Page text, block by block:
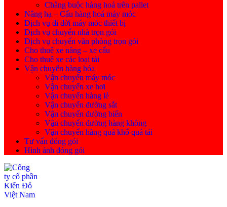
Chằng buộc hàng hoá trên pallet
Nâng hạ – Cẩu hàng hoá máy móc
Dịch vụ di dời máy móc thiết bị
Dịch vụ chuyển nhà trọn gói
Dịch vụ chuyển văn phòng trọn gói
Cho thuê xe nâng – xe cẩu
Cho thuê xe các loại tải
Vận chuyển hàng hóa
Vận chuyển máy móc
Vận chuyển xe hơi
Vận chuyển hàng lẻ
Vận chuyển đường sắt
Vận chuyển đường biển
Vận chuyển đường hàng không
Vận chuyển hàng quá khổ quá tải
Tư vấn đóng gói
Hình ảnh đóng gói